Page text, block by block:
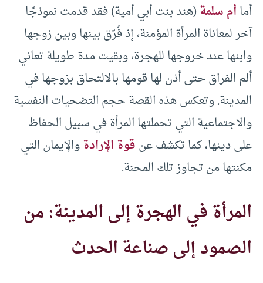
أماأم سلمة(هند بنت أبي أمية) فقد قدمت نموذجًا
آخر لمعاناة المرأة المؤمنة، إذ فُرّق بينها وبين زوجها
وابنها عند خروجها للهجرة، وبقيت مدة طويلة تعاني
ألم الفراق حتى أذن لها قومها بالالتحاق بزوجها في
المدينة. وتعكس هذه القصة حجم التضحيات النفسية
والاجتماعية التي تحملتها المرأة في سبيل الحفاظ
على دينها، كما تكشف عنقوة الإرادةوالإيمان التي
مكنتها من تجاوز تلك المحنة.
المرأة في الهجرة إلى المدينة: من
الصمود إلى صناعة الحدث